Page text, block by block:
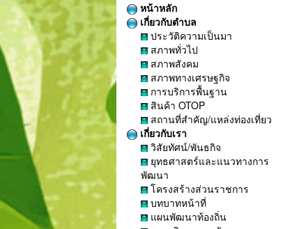
หน้าหลัก
เกี่ยวกับตำบล
ประวัติความเป็นมา
สภาพทั่วไป
สภาพสังคม
สภาพทางเศรษฐกิจ
การบริการพื้นฐาน
สินค้า OTOP
สถานที่สำคัญ/แหล่งท่องเที่ยว
เกี่ยวกับเรา
วิสัยทัศน์/พันธกิจ
ยุทธศาสตร์และแนวทางการ
พัฒนา
โครงสร้างส่วนราชการ
บทบาทหน้าที่
แผนพัฒนาท้องถิ่น